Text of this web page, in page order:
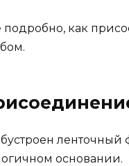
подробно, как
ленточный
основании.